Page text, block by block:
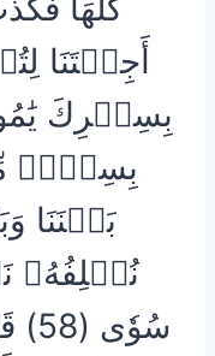
أَجِئۡتَنَا
بِسِحۡرٖ
بَيۡنَنَا
نُخۡلِفُهُۥ